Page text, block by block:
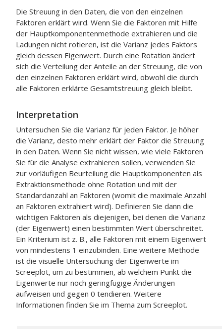
Die Streuung in den Daten, die von den einzelnen
Faktoren erklärt wird. Wenn Sie die Faktoren mit Hilfe
der Hauptkomponentenmethode extrahieren und die
Ladungen nicht rotieren, ist die Varianz jedes Faktors
gleich dessen Eigenwert. Durch eine Rotation ändert
sich die Verteilung der Anteile an der Streuung, die von
den einzelnen Faktoren erklärt wird, obwohl die durch
alle Faktoren erklärte Gesamtstreuung gleich bleibt.
Interpretation
Untersuchen Sie die Varianz für jeden Faktor. Je höher
die Varianz, desto mehr erklärt der Faktor die Streuung
in den Daten. Wenn Sie nicht wissen, wie viele Faktoren
Sie für die Analyse extrahieren sollen, verwenden Sie
zur vorläufigen Beurteilung die Hauptkomponenten als
Extraktionsmethode ohne Rotation und mit der
Standardanzahl an Faktoren (womit die maximale Anzahl
an Faktoren extrahiert wird). Definieren Sie dann die
wichtigen Faktoren als diejenigen, bei denen die Varianz
(der Eigenwert) einen bestimmten Wert überschreitet.
Ein Kriterium ist z. B., alle Faktoren mit einem Eigenwert
von mindestens 1 einzubinden. Eine weitere Methode
ist die visuelle Untersuchung der Eigenwerte im
Screeplot, um zu bestimmen, ab welchem Punkt die
Eigenwerte nur noch geringfügige Änderungen
aufweisen und gegen 0 tendieren. Weitere
Informationen finden Sie im Thema zum Screeplot.